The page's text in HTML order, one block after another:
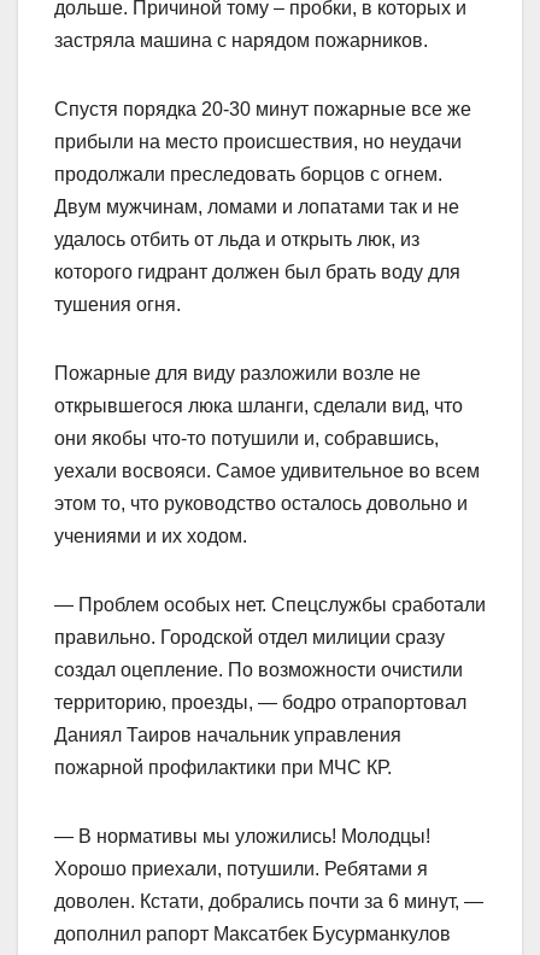
дольше. Причиной тому – пробки, в которых и
застряла машина с нарядом пожарников.
Спустя порядка 20-30 минут пожарные все же
прибыли на место происшествия, но неудачи
продолжали преследовать борцов с огнем.
Двум мужчинам, ломами и лопатами так и не
удалось отбить от льда и открыть люк, из
которого гидрант должен был брать воду для
тушения огня.
Пожарные для виду разложили возле не
открывшегося люка шланги, сделали вид, что
они якобы что-то потушили и, собравшись,
уехали восвояси. Самое удивительное во всем
этом то, что руководство осталось довольно и
учениями и их ходом.
— Проблем особых нет. Спецслужбы сработали
правильно. Городской отдел милиции сразу
создал оцепление. По возможности очистили
территорию, проезды, — бодро отрапортовал
Даниял Таиров начальник управления
пожарной профилактики при МЧС КР.
— В нормативы мы уложились! Молодцы!
Хорошо приехали, потушили. Ребятами я
доволен. Кстати, добрались почти за 6 минут, —
дополнил рапорт Максатбек Бусурманкулов